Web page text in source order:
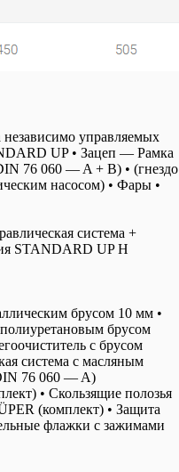
независимо управляемых
UP • Зацеп — Рамка
76 060 — A + B) • (гнездо
насосом) • Фары •
система +
STANDARD UP H
брусом 10 мм •
брусом
с брусом
система с масляным
76 060 — A)
• Скользящие полозья
(комплект) • Защита
флажки с зажимами